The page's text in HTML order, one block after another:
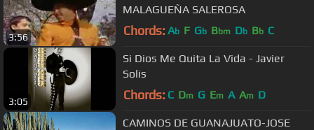
3:56
MALAGUEÑA SALEROSA
Chords: Ab F Gb Bbm Db Bb C
3:05
Si Dios Me Quita La Vida - Javier
Solis
Chords: C Dm G Em A Am D
CAMINOS DE GUANAJUATO-JOSE